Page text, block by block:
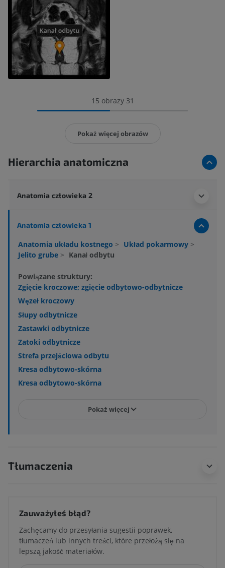
15 obrazy 31
Pokaż więcej obrazów
Hierarchia anatomiczna
Anatomia człowieka 2
Anatomia człowieka 1
Anatomia układu kostnego > Układ pokarmowy >
Jelito grube > Kanał odbytu
Powiązane struktury:
Zgięcie kroczowe; zgięcie odbytowo-odbytnicze
Węzeł kroczowy
Słupy odbytnicze
Zastawki odbytnicze
Zatoki odbytnicze
Strefa przejściowa odbytu
Kresa odbytowo-skórna
Kresa odbytowo-skórna
Pokaż więcej
Tłumaczenia
Zauważyłeś błąd?
Zachęcamy do przesyłania sugestii poprawek,
tłumaczeń lub innych treści, które przełożą się na
lepszą jakość materiałów.